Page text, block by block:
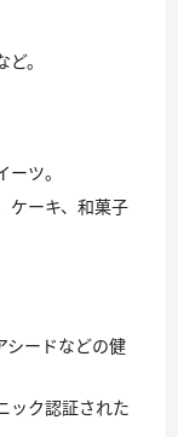
。
ツ。
ケーキ、和菓子
シードなどの健
ック認証された